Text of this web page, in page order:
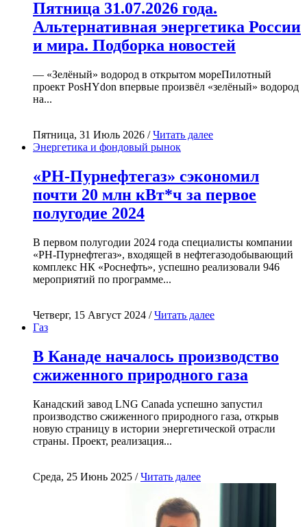
Пятница 31.07.2026 года.
Альтернативная энергетика России
и мира. Подборка новостей
— «Зелёный» водород в открытом мореПилотный
проект PosHYdon впервые произвёл «зелёный» водород
на...
Пятница, 31 Июль 2026 /Читать далее
Энергетика и фондовый рынок
«РН-Пурнефтегаз» сэкономил
почти 20 млн кВт*ч за первое
полугодие 2024
В первом полугодии 2024 года специалисты компании
«РН-Пурнефтегаз», входящей в нефтегазодобывающий
комплекс НК «Роснефть», успешно реализовали 946
мероприятий по программе...
Четверг, 15 Август 2024 /Читать далее
Газ
В Канаде началось производство
сжиженного природного газа
Канадский завод LNG Canada успешно запустил
производство сжиженного природного газа, открыв
новую страницу в истории энергетической отрасли
страны. Проект, реализация...
Среда, 25 Июнь 2025 /Читать далее